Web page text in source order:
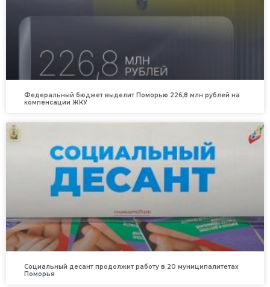
Федеральный бюджет выделит Поморью 226,8 млн рублей на
компенсации ЖКУ
Социальный десант продолжит работу в 20 муниципалитетах
Поморья